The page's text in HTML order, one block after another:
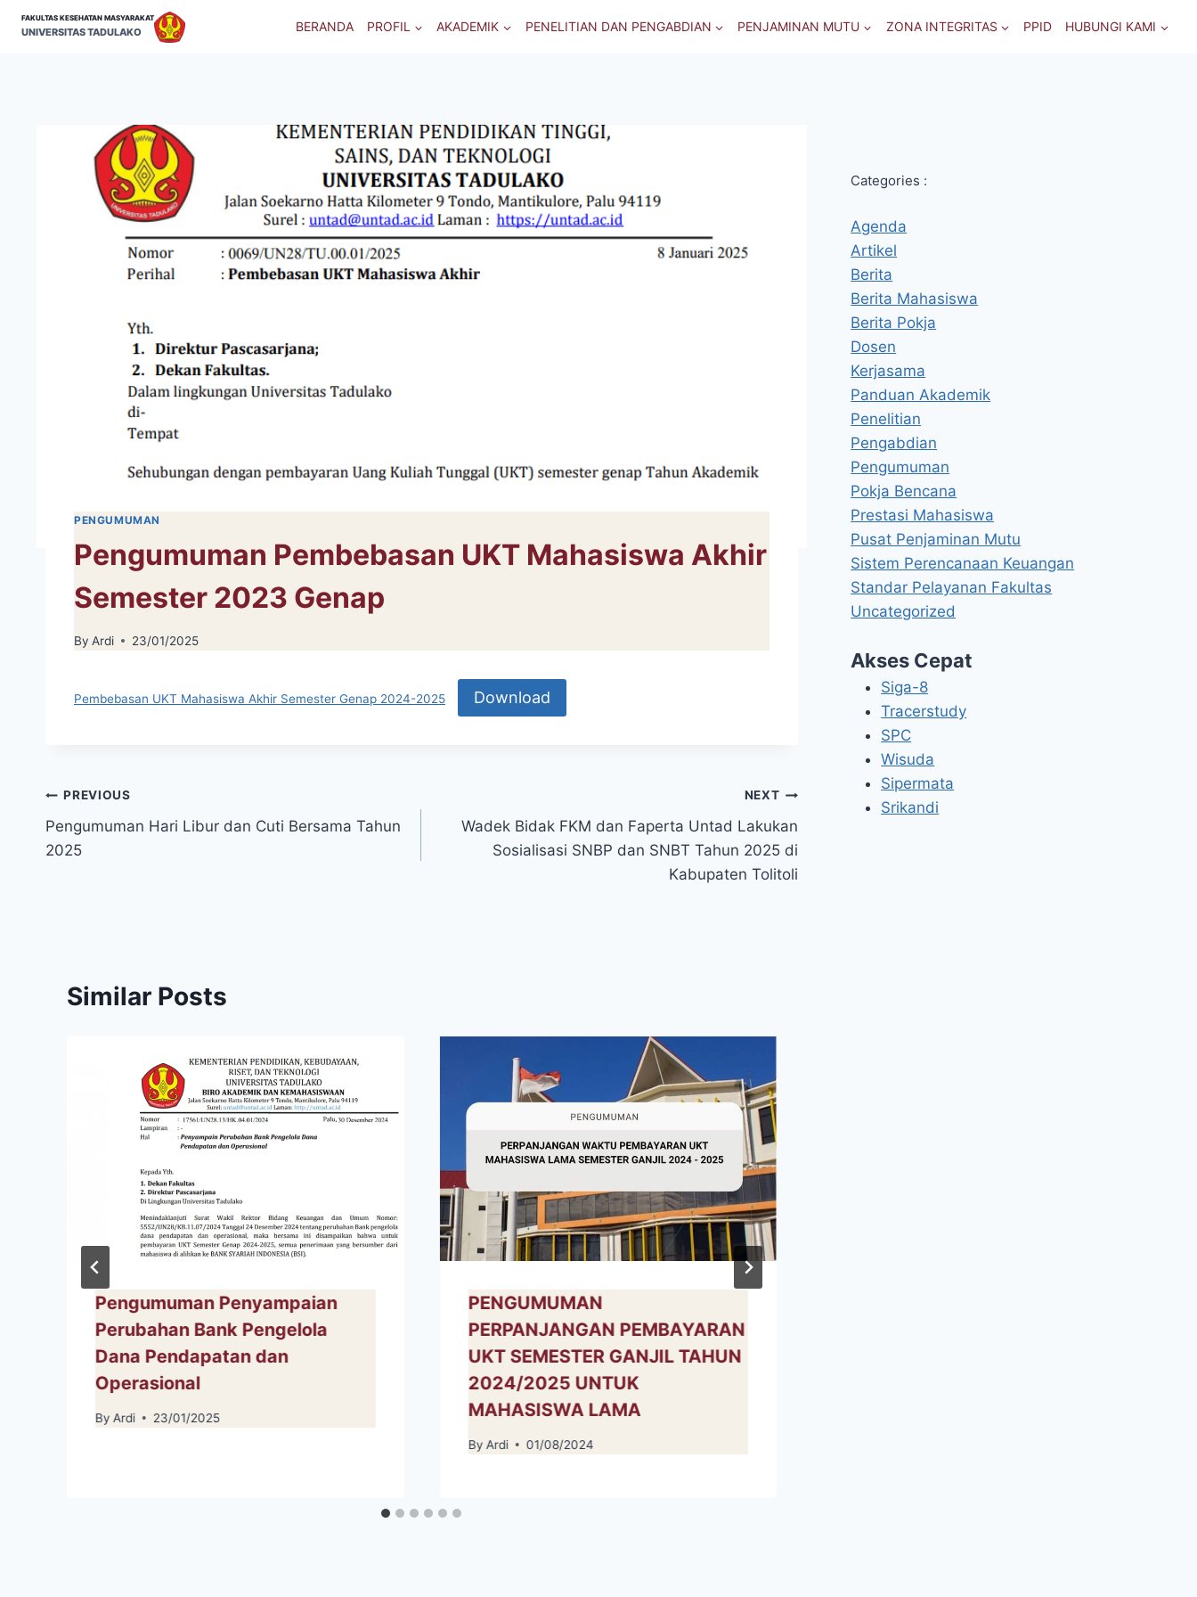
SkipFAKULTAS KESEHATAN MASYARAKAT
UNIVERSITAS TADULAKO BERANDA PROFIL AKADEMIK PENELITIAN DAN PENGABDIAN PENJAMINAN MUTU ZONA INTEGRITAS PPID HUBUNGI KAMI
PENGUMUMAN
Pengumuman Pembebasan UKT Mahasiswa Akhir
Semester 2023 Genap
By Ardi 23/01/2025
Pembebasan UKT Mahasiswa Akhir Semester Genap 2024-2025 Download
Post
navigation
PREVIOUS
Pengumuman Hari Libur dan Cuti Bersama Tahun
2025
NEXT
Wadek Bidak FKM dan Faperta Untad Lakukan
Sosialisasi SNBP dan SNBT Tahun 2025 di
Kabupaten Tolitoli
Similar Posts
Pengumuman Penyampaian
Perubahan Bank Pengelola
Dana Pendapatan dan
Operasional
By Ardi 23/01/2025
PENGUMUMAN
PERPANJANGAN PEMBAYARAN
UKT SEMESTER GANJIL TAHUN
2024/2025 UNTUK
MAHASISWA LAMA
By Ardi 01/08/2024
Categories :
Agenda
Artikel
Berita
Berita Mahasiswa
Berita Pokja
Dosen
Kerjasama
Panduan Akademik
Penelitian
Pengabdian
Pengumuman
Pokja Bencana
Prestasi Mahasiswa
Pusat Penjaminan Mutu
Sistem Perencanaan Keuangan
Standar Pelayanan Fakultas
Uncategorized
Akses Cepat
Siga-8
Tracerstudy
SPC
Wisuda
Sipermata
Srikandi